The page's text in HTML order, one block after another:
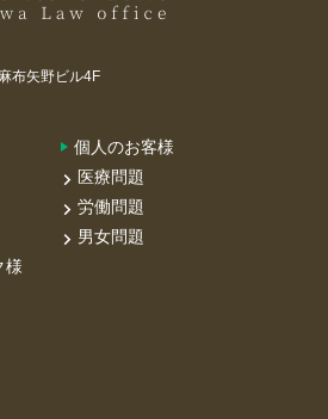
布矢野ビル4F
様
個人のお客様
医療問題
労働問題
男女問題